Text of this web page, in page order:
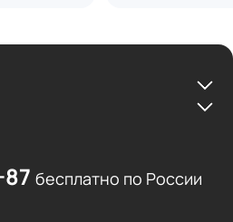
бесплатно по России